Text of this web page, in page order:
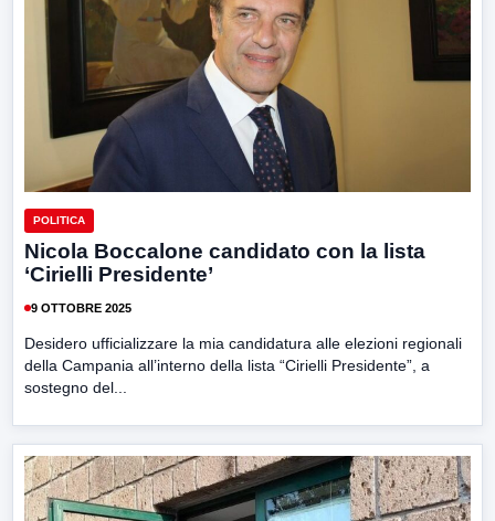
POLITICA
Nicola Boccalone candidato con la lista
‘Cirielli Presidente’
9 OTTOBRE 2025
Desidero ufficializzare la mia candidatura alle elezioni regionali
della Campania all’interno della lista “Cirielli Presidente”, a
sostegno del...